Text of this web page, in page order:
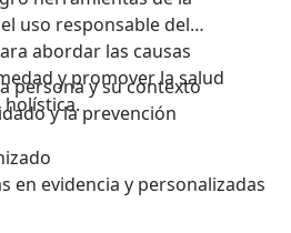
uso responsable del
abordar las causas
y promover la salud
holística.
persona y su contexto
y la prevención
en evidencia y personalizadas